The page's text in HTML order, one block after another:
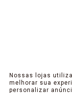
Nossas lojas
melhorar sua
personalizar